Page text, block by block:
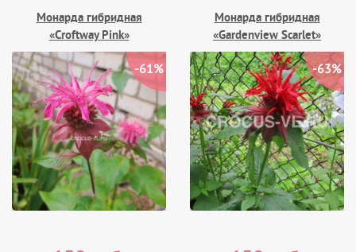
Монарда гибридная
«Croftway Pink»
-61%
Монарда гибридная
«Gardenview Scarlet»
-63%